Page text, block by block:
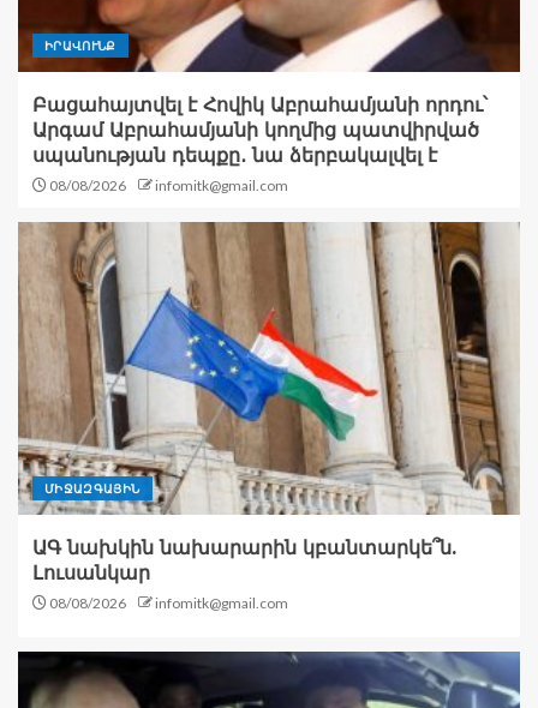
ԻՐԱՎՈՒՆՔ
Բացահայտվել է Հովիկ Աբրահամյանի որդու՝
Արգամ Աբրահամյանի կողմից պատվիրված
սպանության դեպքը․ նա ձերբակալվել է
08/08/2026 infomitk@gmail.com
ՄԻՋԱԶԳԱՅԻՆ
ԱԳ նախկին նախարարին կբանտարկե՞ն.
Լուսանկար
08/08/2026 infomitk@gmail.com